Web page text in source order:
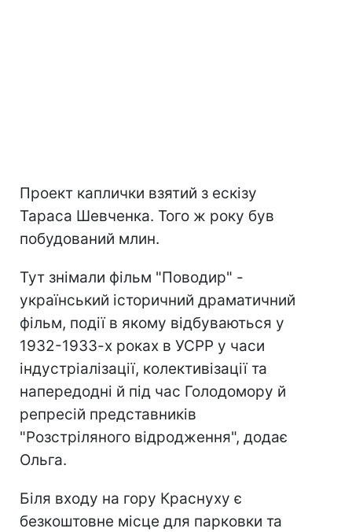
Проект каплички взятий з ескізу
Тараса Шевченка. Того ж року був
побудований млин.
Тут знімали фільм "Поводир" -
український історичний драматичний
фільм, події в якому відбуваються у
1932-1933-х роках в УСРР у часи
індустріалізації, колективізації та
напередодні й під час Голодомору й
репресій представників
"Розстріляного відродження", додає
Ольга.
Біля входу на гору Краснуху є
безкоштовне місце для парковки та